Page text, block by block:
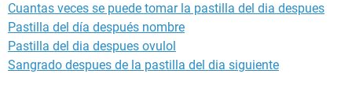
Cuantas veces se puede tomar la pastilla del dia despues
Pastilla del día después nombre
Pastilla del dia despues ovulol
Sangrado despues de la pastilla del dia siguiente